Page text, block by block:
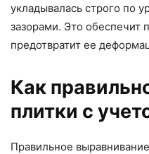
укладывалась строго по
зазорами. Это обеспечит
предотвратит ее
Как
плитки с
Правильное